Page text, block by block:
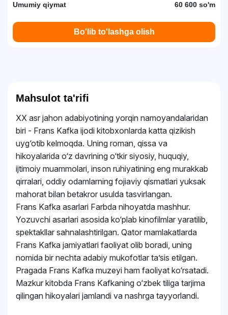
Umumiy qiymat 60 600 so'm
Bo'lib to'lashga olish
Mahsulot ta'rifi
XX asr jahon adabiyotining yorqin namoyandalaridan
biri - Frans Kafka ijodi kitobxonlarda katta qizikish
uyg‘otib kelmoqda. Uning roman, qissa va
hikoyalarida o‘z davrining o‘tkir siyosiy, huquqiy,
ijtimoiy muammolari, inson ruhiyatining eng murakkab
qirralari, oddiy odamlarning fojiaviy qismatlari yuksak
mahorat bilan betakror usulda tasvirlangan.
Frans Kafka asarlari Farbda nihoyatda mashhur.
Yozuvchi asarlari asosida ko‘plab kinofilmlar yaratilib,
spektakllar sahnalashtirilgan. Qator mamlakatlarda
Frans Kafka jamiyatlari faoliyat olib boradi, uning
nomida bir nechta adabiy mukofotlar taʼsis etilgan.
Pragada Frans Kafka muzeyi ham faoliyat ko‘rsatadi.
Mazkur kitobda Frans Kafkaning o‘zbek tiliga tarjima
qilingan hikoyalari jamlandi va nashrga tayyorlandi.